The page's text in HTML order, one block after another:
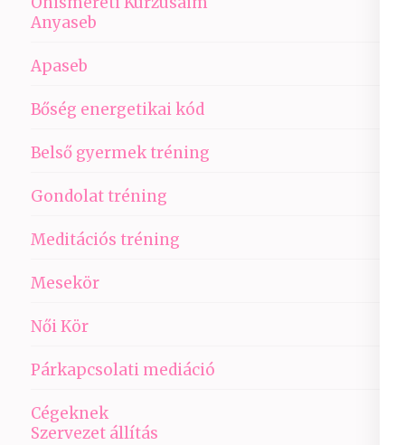
Anyaseb
Apaseb
Bőség energetikai kód
Belső gyermek tréning
Gondolat tréning
Meditációs tréning
Mesekör
Női Kör
Párkapcsolati mediáció
Cégeknek
Szervezet állítás